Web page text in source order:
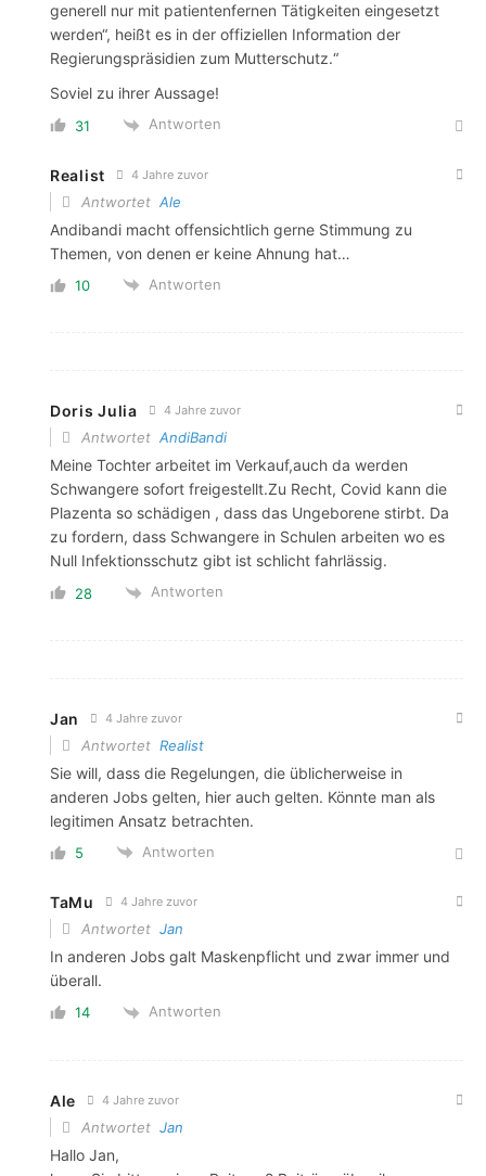
generell nur mit patientenfernen Tätigkeiten eingesetzt
werden“, heißt es in der offiziellen Information der
Regierungspräsidien zum Mutterschutz.“
Soviel zu ihrer Aussage!
31 Antworten
Realist 4 Jahre zuvor
Antwortet Ale
Andibandi macht offensichtlich gerne Stimmung zu
Themen, von denen er keine Ahnung hat…
10 Antworten
Doris Julia 4 Jahre zuvor
Antwortet AndiBandi
Meine Tochter arbeitet im Verkauf,auch da werden
Schwangere sofort freigestellt.Zu Recht, Covid kann die
Plazenta so schädigen , dass das Ungeborene stirbt. Da
zu fordern, dass Schwangere in Schulen arbeiten wo es
Null Infektionsschutz gibt ist schlicht fahrlässig.
28 Antworten
Jan 4 Jahre zuvor
Antwortet Realist
Sie will, dass die Regelungen, die üblicherweise in
anderen Jobs gelten, hier auch gelten. Könnte man als
legitimen Ansatz betrachten.
5 Antworten
TaMu 4 Jahre zuvor
Antwortet Jan
In anderen Jobs galt Maskenpflicht und zwar immer und
überall.
14 Antworten
Ale 4 Jahre zuvor
Antwortet Jan
Hallo Jan,